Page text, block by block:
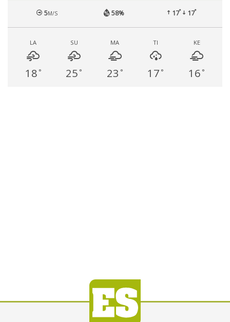
5M/S 58% 17° 17°
LA
18 °
SU
25 °
MA
23 °
TI
17 °
KE
16 °